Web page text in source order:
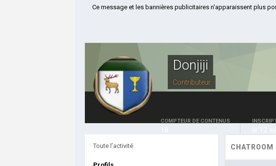
Ce message et les bannières publicitaires n'apparaissent plus
Donjiji
Contributeur
COMPTEUR DE CONTENUS
Toute l’activité CHATROOM